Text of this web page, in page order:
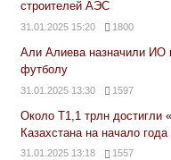
строителей АЭС
31.01.2025 15:20 1800
Али Алиева назначили ИО
футболу
31.01.2025 13:30 1597
Около Т1,1 трлн достигли
Казахстана на начало года
31.01.2025 13:18 1557